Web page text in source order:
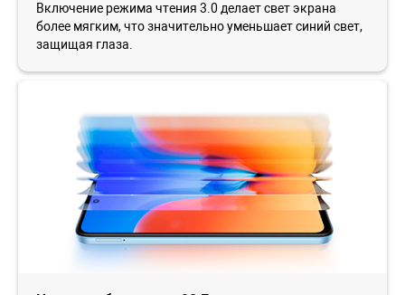
Включение режима чтения 3.0 делает свет экрана
более мягким, что значительно уменьшает синий свет,
защищая глаза.